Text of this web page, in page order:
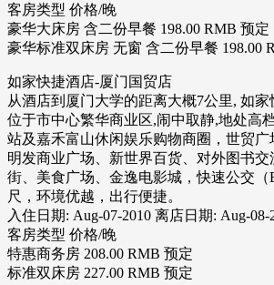
客房类型 价格/晚
豪华大床房 含二份早餐 198.00 RMB 预定
豪华标准双床房 无窗 含二份早餐 198.00
如家快捷酒店-厦门国贸店
从酒店到厦门大学的距离大概7公里, 如
位于市中心繁华商业区,闹中取静,地处高
站及嘉禾富山休闲娱乐购物商圈，世贸广
明发商业广场、新世界百货、对外图书
街、美食广场、金逸电影城，快速公交（
尺，环境优越，出行便捷。
入住日期: Aug-07-2010 离店日期: Aug-08-
客房类型 价格/晚
特惠商务房 208.00 RMB 预定
标准双床房 227.00 RMB 预定